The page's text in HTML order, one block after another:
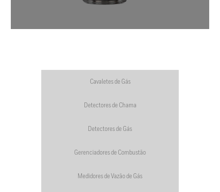
Cavaletes de Gás
Detectores de Chama
Detectores de Gás
Gerenciadores de Combustão
Medidores de Vazão de Gás